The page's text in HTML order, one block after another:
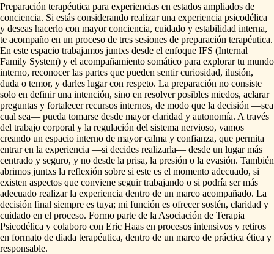
Preparación terapéutica para experiencias en estados ampliados de
conciencia. Si estás considerando realizar una experiencia psicodélica
y deseas hacerlo con mayor conciencia, cuidado y estabilidad interna,
te acompaño en un proceso de tres sesiones de preparación terapéutica.
En este espacio trabajamos juntxs desde el enfoque IFS (Internal
Family System) y el acompañamiento somático para explorar tu mundo
interno, reconocer las partes que pueden sentir curiosidad, ilusión,
duda o temor, y darles lugar con respeto. La preparación no consiste
solo en definir una intención, sino en resolver posibles miedos, aclarar
preguntas y fortalecer recursos internos, de modo que la decisión —sea
cual sea— pueda tomarse desde mayor claridad y autonomía. A través
del trabajo corporal y la regulación del sistema nervioso, vamos
creando un espacio interno de mayor calma y confianza, que permita
entrar en la experiencia —si decides realizarla— desde un lugar más
centrado y seguro, y no desde la prisa, la presión o la evasión. También
abrimos juntxs la reflexión sobre si este es el momento adecuado, si
existen aspectos que conviene seguir trabajando o si podría ser más
adecuado realizar la experiencia dentro de un marco acompañado. La
decisión final siempre es tuya; mi función es ofrecer sostén, claridad y
cuidado en el proceso. Formo parte de la Asociación de Terapia
Psicodélica y colaboro con Eric Haas en procesos intensivos y retiros
en formato de diada terapéutica, dentro de un marco de práctica ética y
responsable.